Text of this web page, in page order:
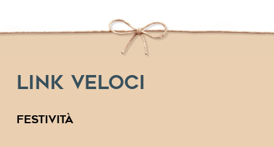
Link veloci
Festività